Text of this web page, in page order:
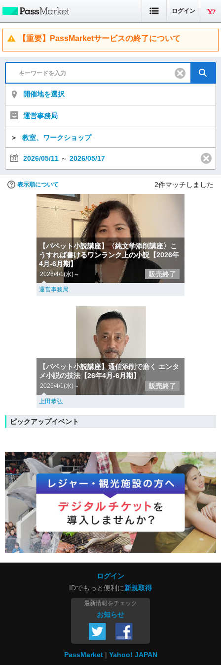
ログイン
【重要】PassMarketサービスの終了について
開催地を選択
運営事務局
＞ 教室、ワークショップ
2026/05/11 ～ 2026/05/17
表示順について 2件マッチしました
【バベット小説講座】〈純文学添削講座〉こ
うすれば書けるワンランク上の小説【2026年
4月-6月期】
2026/4/1(水)～ 販売終了
運営事務局
【バベット小説講座】通信添削で磨く エンタ
メ小説の技法【26年4月-6月期】
2026/4/1(水)～ 販売終了
上田恭弘
ピックアップイベント
ログイン
IDでもっと便利に新規取得
最新情報をチェック
お知らせ
PassMarket Yahoo! JAPAN